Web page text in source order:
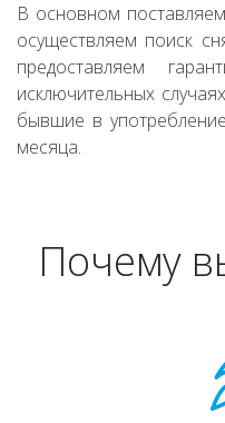
В основном
осуществляем поиск
предоставляем
исключительных
бывшие в
месяца.
Почему